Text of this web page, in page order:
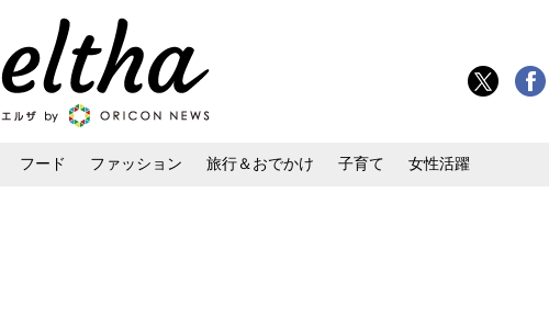
フード ファッション 旅行＆おでかけ 子育て 女性活躍